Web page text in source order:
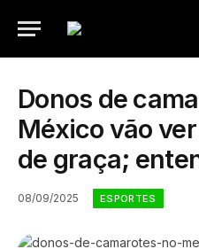
Donos de
México vão
de graça;
08/09/2025 ESPORTES